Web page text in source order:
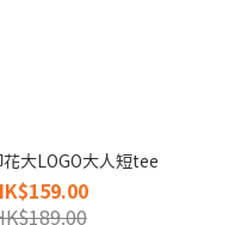
大LOGO大人短tee